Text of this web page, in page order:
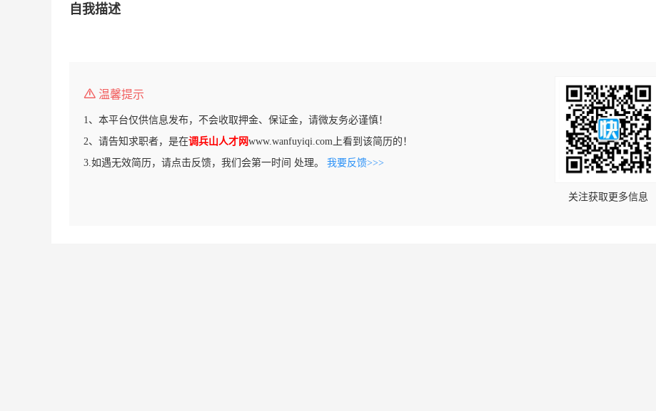
自我描述
温馨提示
1、本平台仅供信息发布，不会收取押金、保证金，请微友务必谨慎！
2、请告知求职者，是在调兵山人才网www.wanfuyiqi.com上看到该简历的！
3.如遇无效简历，请点击反馈，我们会第一时间 处理。 我要反馈>>>
关注获取更多信息